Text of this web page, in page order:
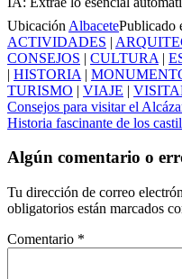
Ubicación AlbacetePublicado
ACTIVIDADES |
CONSEJOS | CULTURA |
| HISTORIA |
TURISMO | VIAJE |
Navegación
de
entradas
Consejos para visitar el
Historia fascinante de los
Algún comentario o
Tu dirección de correo
obligatorios están marcados
Comentario *